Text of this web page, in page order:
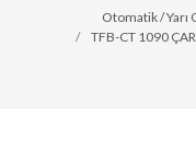
Otomatik /
TFB-CT 1090